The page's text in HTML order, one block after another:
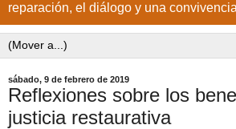
reparación, el diálogo y una
sábado, 9 de febrero de 2019
Reflexiones sobre los
justicia restaurativa